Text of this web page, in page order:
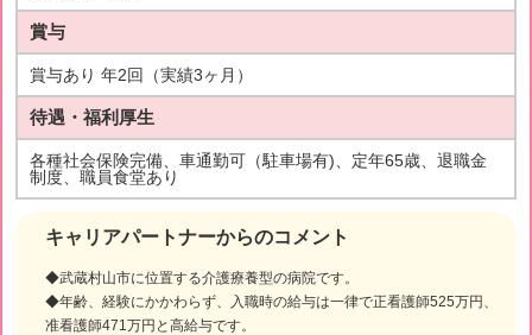
キャリアパートナーからのコメント
◆武蔵村山市に位置する介護療養型の病院です。
◆年齢、経験にかかわらず、入職時の給与は一律で正看護師525万円、
准看護師471万円と高給与です。
賞与
賞与あり 年2回（実績3ヶ月）
待遇・福利厚生
各種社会保険完備、車通勤可（駐車場有)、定年65歳、退職金
制度、職員食堂あり